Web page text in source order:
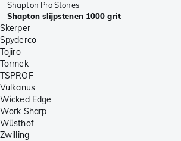
Shapton Pro Stones
Shapton slijpstenen 1000 grit
Skerper
Spyderco
Tojiro
Tormek
TSPROF
Vulkanus
Wicked Edge
Work Sharp
Wüsthof
Zwilling